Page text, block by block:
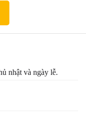
nhật và ngày lễ.